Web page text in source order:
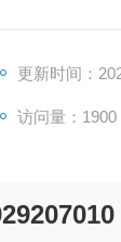
更新时间：
访问量：1900